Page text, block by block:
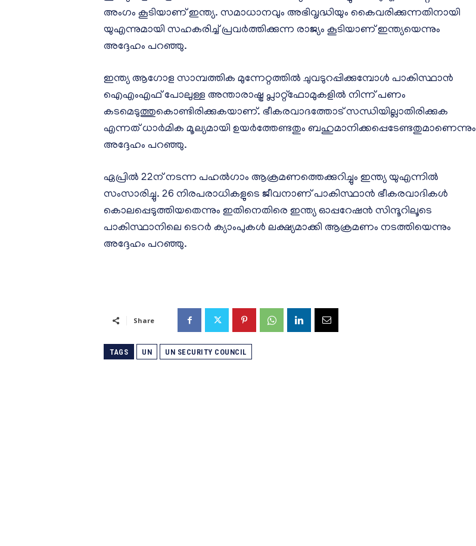
അംഗം കൂടിയാണ് ഇന്ത്യ. സമാധാനവും അഭിവൃദ്ധിയും കൈവരിക്കുന്നതിനായി
യുഎന്നുമായി സഹകരിച്ച് പ്രവര്‍ത്തിക്കുന്ന രാജ്യം കൂടിയാണ് ഇന്ത്യയെന്നും
അദ്ദേഹം പറഞ്ഞു.
ഇന്ത്യ ആഗോള സാമ്പത്തിക മുന്നേറ്റത്തില്‍ ചുവടുറപ്പിക്കുമ്പോള്‍ പാകിസ്ഥാന്‍
ഐഎംഎഫ് പോലുള്ള അന്താരാഷ്ട്ര പ്ലാറ്റ്‌ഫോമുകളില്‍ നിന്ന് പണം
കടമെടുത്തുകൊണ്ടിരിക്കുകയാണ്. ഭീകരവാദത്തോട് സന്ധിയില്ലാതിരിക്കുക
എന്നത് ധാര്‍മിക മൂല്യമായി ഉയര്‍ത്തേണ്ടതും ബഹുമാനിക്കപ്പെടേണ്ടതുമാണെന്നും
അദ്ദേഹം പറഞ്ഞു.
ഏപ്രില്‍ 22ന് നടന്ന പഹല്‍ഗാം ആക്രമണത്തെക്കുറിച്ചും ഇന്ത്യ യുഎന്നില്‍
സംസാരിച്ചു. 26 നിരപരാധികളുടെ ജീവനാണ് പാകിസ്ഥാന്‍ ഭീകരവാദികള്‍
കൊലപ്പെടുത്തിയതെന്നും ഇതിനെതിരെ ഇന്ത്യ ഓപ്പറേഷന്‍ സിന്ദൂറിലൂടെ
പാകിസ്ഥാനിലെ ടെറര്‍ ക്യാംപുകള്‍ ലക്ഷ്യമാക്കി ആക്രമണം നടത്തിയെന്നും
അദ്ദേഹം പറഞ്ഞു.
Share
TAGS UN UN SECURITY COUNCIL